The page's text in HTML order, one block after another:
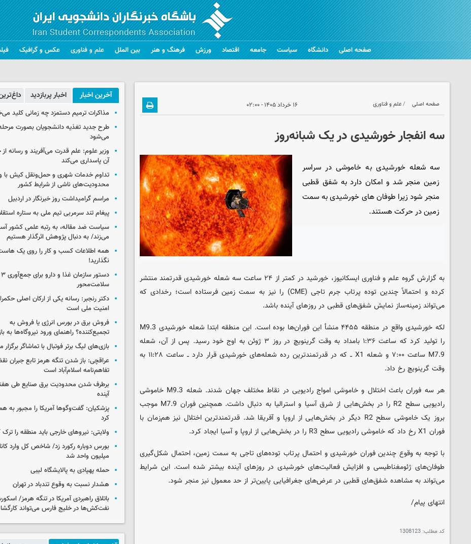
صفحه اصلی دانشگاه سیاست جامعه اقتصاد ورزش فرهنگ و هنر بین الملل علم و فناوری عکس و گرافیک
صفحه اصلی علم و فناوری ۱۶ خرداد ۱۴۰۵ - ۰۲:۰۰
سه انفجار خورشیدی در یک شبانه‌روز
سه شعله خورشیدی به خاموشی در سراسر
زمین منجر شد و امکان دارد به شفق قطبی
منجر شود زیرا طوفان های خورشیدی به سمت
زمین در حرکت هستند.
به گزارش گروه علم و فناوری ایسکانیوز، خورشید در کمتر از ۲۴ ساعت سه شعله خورشیدی قدرتمند منتشر
کرده و احتمالاً چندین توده پرتاب جرم تاجی (CME) را نیز به سمت زمین فرستاده است؛ رخدادی که
می‌تواند زمینه‌ساز نمایش شفق‌های قطبی در روزهای آینده باشد.
لکه خورشیدی واقع در منطقه ۴۴۵۵ منشأ این فوران‌ها بوده است. این منطقه ابتدا شعله خورشیدی M9.3
را تولید کرد که ساعت ۱:۳۶ بامداد به وقت گرینویچ در روز ۳ ژوئن به اوج خود رسید. پس از آن، شعله
M7.9 ساعت ۷:۰۰ و شعله X1 ــ که در قدرتمندترین رده شعله‌های خورشیدی قرار دارد ــ ساعت ۱۱:۲۸ به
وقت گرینویچ رخ داد.
هر سه فوران باعث اختلال و خاموشی امواج رادیویی در نقاط مختلف جهان شدند. شعله M9.3 خاموشی
رادیویی سطح R2 را در بخش‌هایی از شرق آسیا و استرالیا به دنبال داشت. همچنین فوران M7.9 موجب
بروز یک خاموشی سطح R2 دیگر در بخش‌هایی از اروپا و آفریقا شد. قدرتمندترین اختلال نیز هم‌زمان با
فوران X1 رخ داد که خاموشی رادیویی سطح R3 را در بخش‌هایی از اروپا و آسیا ایجاد کرد.
با توجه به وقوع چندین فوران خورشیدی و احتمال پرتاب توده‌های تاجی به سمت زمین، احتمال شکل‌گیری
طوفان‌های ژئومغناطیسی و افزایش فعالیت‌های خورشیدی در روزهای آینده بیشتر شده است. این شرایط
می‌تواند به مشاهده شفق‌های قطبی در عرض‌های جغرافیایی پایین‌تر از حد معمول نیز منجر شود.
انتهای پیام/
کد مطلب: 1308123
آخرین اخبار اخبار پربازدید
مذاکرات ترمیم دستمزد چه زمانی کلید
طرح جدید تغذیه دانشجویان بصورت
می‌شود
وزیر علوم: علم قدرت می‌آفریند و رسانه
آن پاسداری می‌کند
تداوم خدمات شهری و حمل‌ونقل کیش با
محدودیت‌های ناشی از شرایط کشور
مراسم گرامیداشت روز خبرنگار در اردبیل
پیغام تند سرمربی تیم ملی به ستاره
سیاست ضد مقاله، به رتبه علمی کشور
می‌زند/ به دنبال پژوهش اثرگذار هستیم
همه اطلاعات کسب‌ و کار را روی یک
نگذارید!
سلامت‌محور
دکتر رنجبر: رسانه یکی از ارکان اصلی
امنیت ملی است
فروش برق در بورس انرژی یا فروش به
تجمیع‌کننده؟ راهنمای ورود نیروگاه‌ها به
بازی‌های لیگ برتر فوتبال با تماشاگر
عراقچی: باز شدن تنگه هرمز تابع جبران
تفاهم‌نامه اسلام‌آباد است
برطرف شدن محدودیت‌ برق صنایع طی
آینده
پزشکیان: گفت‌وگوها آمریکا را مجبور به
کرد
ولایتی: نیروهای خارجی باید منطقه را ترک
میلیون واحد شد
حمله پهپادی به پالایشگاه لیبی
هشدار نسبت به وقوع تندباد در تهران
باتلاق راهبردی آمریکا در تنگه هرمز/
نفت‌کش‌ها در خلیج فارس می‌تواند